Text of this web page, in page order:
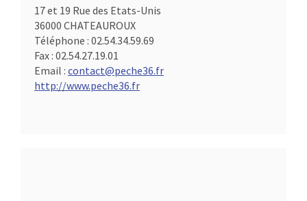
17 et 19 Rue des Etats-Unis
36000 CHATEAUROUX
Téléphone : 02.54.34.59.69
Fax : 02.54.27.19.01
Email : contact@peche36.fr
http://www.peche36.fr